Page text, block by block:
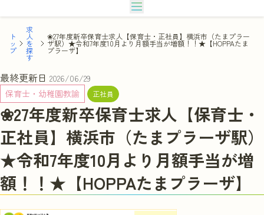
選考を受ける
説明会を予約する
体験を申し込む
実習を申し込む
HOPPAのカルチャー
HOPPAの表彰式
インタビュー
職種紹介
HOPPAについて
HOPPAの人たち
HOPPAのカルチャー
HOPPAの表彰式
インタビュー
職種紹介
制度・福利厚生
施設を探す
採用情報
ブログ
ト
ッ
プ
求
人
を
探
す
❀27年度新卒保育士求人【保育士・正社員】横浜市（たまプラー
ザ駅）★令和7年度10月より月額手当が増額！！★【HOPPAたま
プラーザ】
最終更新日 2026/06/29
保育士・幼稚園教諭
正社員
❀27年度新卒保育士求人【保育士・
正社員】横浜市（たまプラーザ駅）
★令和7年度10月より月額手当が増
額！！★【HOPPAたまプラーザ】